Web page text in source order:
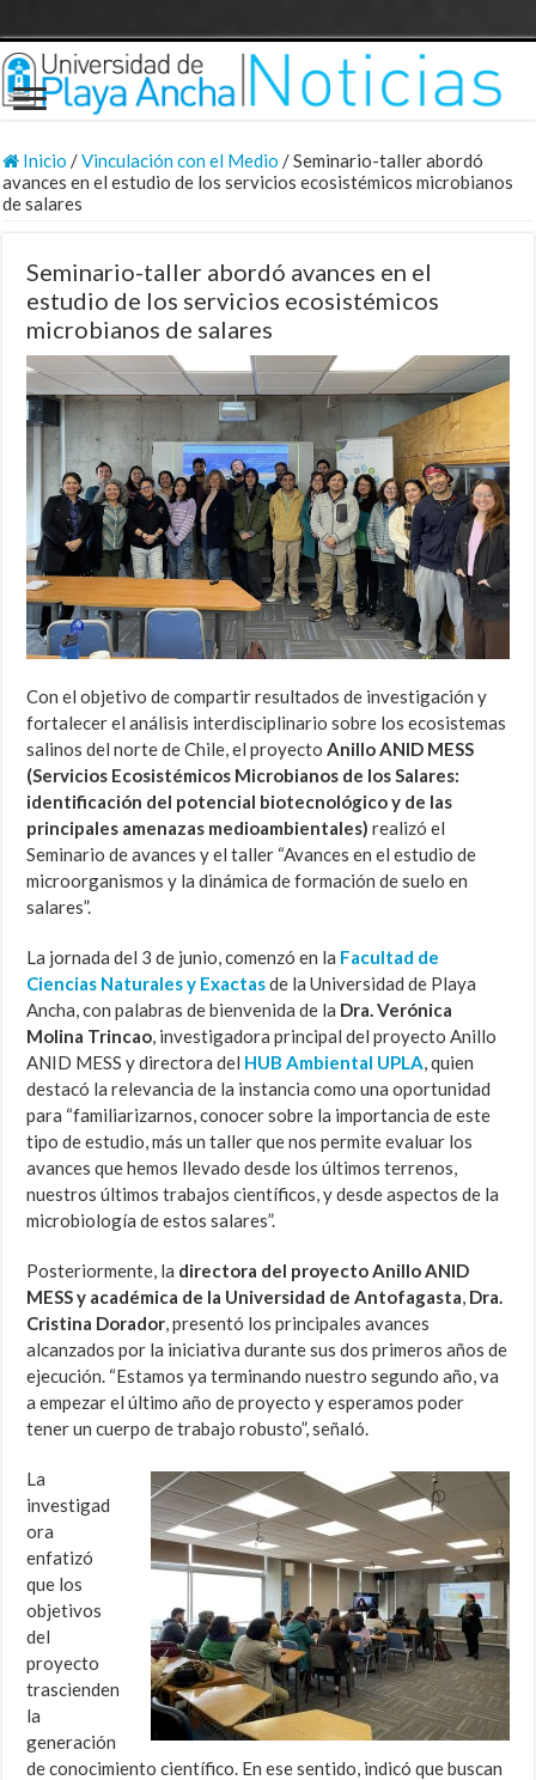
Inicio /Vinculación con el Medio /Seminario-taller abordó
avances en el estudio de los servicios ecosistémicos microbianos
de salares
Seminario-taller abordó avances en el
estudio de los servicios ecosistémicos
microbianos de salares
Con el objetivo de compartir resultados de investigación y
fortalecer el análisis interdisciplinario sobre los ecosistemas
salinos del norte de Chile, el proyectoAnillo ANID MESS
(Servicios Ecosistémicos Microbianos de los Salares:
identificación del potencial biotecnológico y de las
principales amenazas medioambientales) realizó el
Seminario de avances y el taller “Avances en el estudio de
microorganismos y la dinámica de formación de suelo en
salares”.
La jornada del 3 de junio, comenzó en la Facultad de
Ciencias Naturales y Exactasde la Universidad de Playa
Ancha, con palabras de bienvenida de la Dra. Verónica
Molina Trincao, investigadora principal del proyecto Anillo
ANID MESS y directora del HUB Ambiental UPLA, quien
destacó la relevancia de la instancia como una oportunidad
para “familiarizarnos, conocer sobre la importancia de este
tipo de estudio, más un taller que nos permite evaluar los
avances que hemos llevado desde los últimos terrenos,
nuestros últimos trabajos científicos, y desde aspectos de la
microbiología de estos salares”.
Posteriormente, la directora del proyecto Anillo ANID
MESS y académica de la Universidad de Antofagasta, Dra.
Cristina Dorador, presentó los principales avances
alcanzados por la iniciativa durante sus dos primeros años de
ejecución. “Estamos ya terminando nuestro segundo año, va
a empezar el último año de proyecto y esperamos poder
tener un cuerpo de trabajo robusto”, señaló.
La
investigad
ora
enfatizó
que los
objetivos
del
proyecto
trascienden
la
generación
de conocimiento científico. En ese sentido, indicó que buscan